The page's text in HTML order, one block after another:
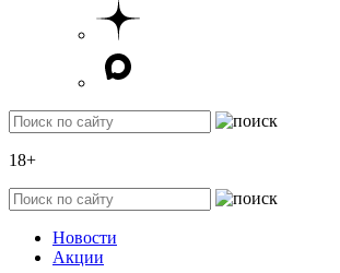
18+
Новости
Акции